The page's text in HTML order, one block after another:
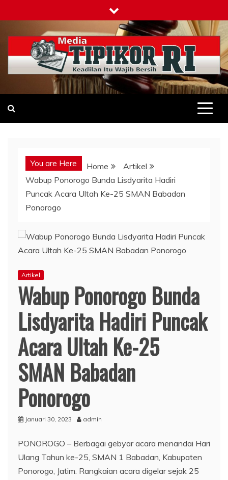
to
content
Tipikor-ri-online.my.id
Keadilan Itu Wajib Bersih
You are Here Home
Artikel
Wabup Ponorogo Bunda Lisdyarita Hadiri
Puncak Acara Ultah Ke-25 SMAN Babadan
Ponorogo
Artikel
Wabup Ponorogo Bunda
Lisdyarita Hadiri Puncak
Acara Ultah Ke-25
SMAN Babadan
Ponorogo
Januari 30, 2023 admin
PONOROGO – Berbagai gebyar acara menandai Hari
Ulang Tahun ke-25, SMAN 1 Babadan, Kabupaten
Ponorogo, Jatim. Rangkaian acara digelar sejak 25